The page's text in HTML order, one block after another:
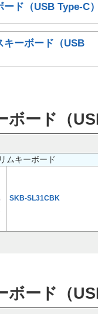
ド（USB Type-C）
キーボード（USB
ボード（
ムキーボード
SKB-SL31CBK
ボード（